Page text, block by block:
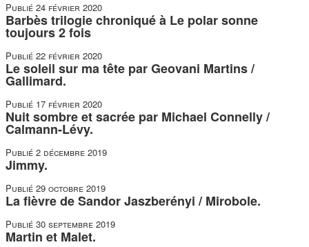
Publié 24 février 2020
Barbès trilogie chroniqué à Le polar sonne
toujours 2 fois
Publié 22 février 2020
Le soleil sur ma tête par Geovani Martins /
Gallimard.
Publié 17 février 2020
Nuit sombre et sacrée par Michael Connelly /
Calmann-Lévy.
Publié 2 décembre 2019
Jimmy.
Publié 29 octobre 2019
La fièvre de Sandor Jaszberényi / Mirobole.
Publié 30 septembre 2019
Martin et Malet.